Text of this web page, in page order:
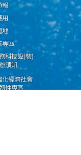
報
用
地
專區
科技設(裝)
須知
經濟社會
性專區